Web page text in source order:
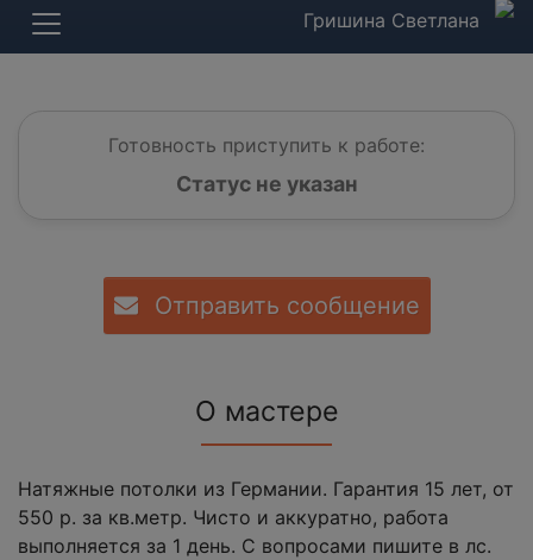
Гришина Светлана
Готовность приступить к работе:
Статус не указан
Отправить сообщение
О мастере
Натяжные потолки из Германии. Гарантия 15 лет, от
550 р. за кв.метр. Чисто и аккуратно, работа
выполняется за 1 день. С вопросами пишите в лс.